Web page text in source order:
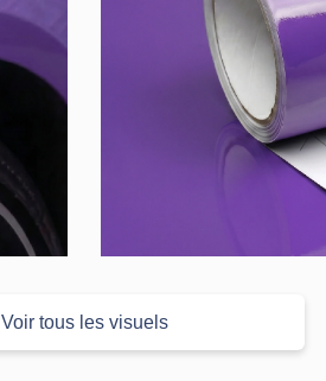
Voir tous les visuels